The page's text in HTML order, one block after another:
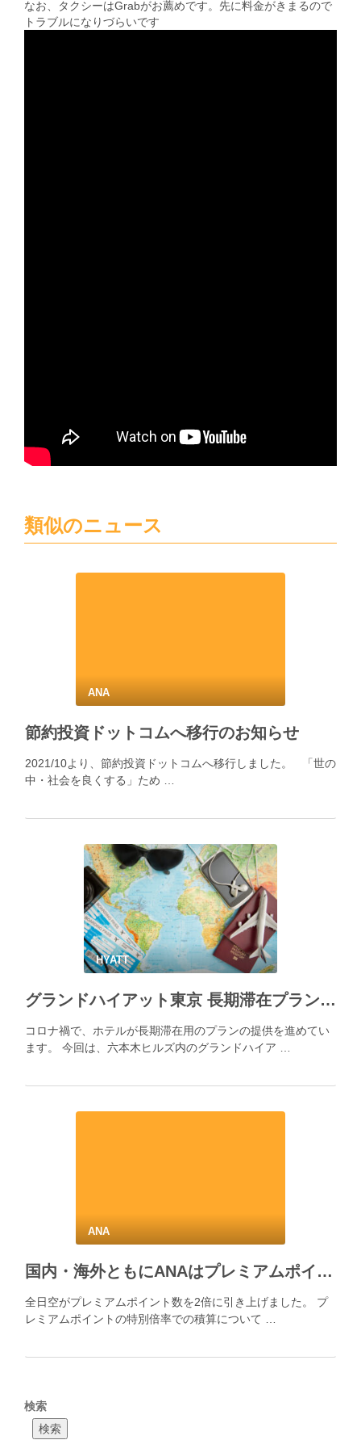
なお、タクシーはGrabがお薦めです。先に料金がきまるので
トラブルになりづらいです
類似のニュース
ANA
節約投資ドットコムへ移行のお知らせ
2021/10より、節約投資ドットコムへ移行しました。 「世の
中・社会を良くする」ため …
HYATT
グランドハイアット東京 長期滞在プラン グランド ウィークリー エスケープ at 六本木ヒルズ を体験してきました
コロナ禍で、ホテルが長期滞在用のプランの提供を進めてい
ます。 今回は、六本木ヒルズ内のグランドハイア …
ANA
国内・海外ともにANAはプレミアムポイント数を2倍へ 2020年1月1日（水）から2020年6月30日（火）まで
全日空がプレミアムポイント数を2倍に引き上げました。 プ
レミアムポイントの特別倍率での積算について …
検索
検索